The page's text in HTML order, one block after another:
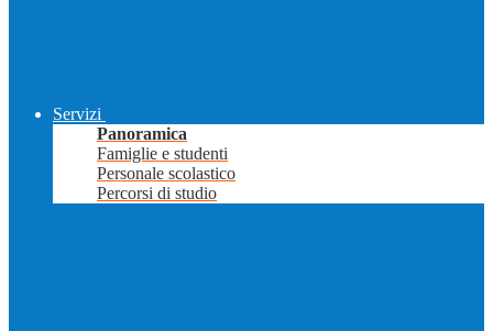
Servizi
Panoramica
Famiglie e studenti
Personale scolastico
Percorsi di studio